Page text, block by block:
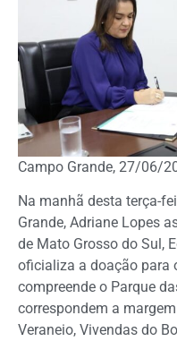
Campo Grande, 27/06/
Na manhã desta terça-
Grande, Adriane Lopes
de Mato Grosso do Sul,
oficializa a doação para
compreende o Parque
correspondem a
Veraneio, Vivendas do